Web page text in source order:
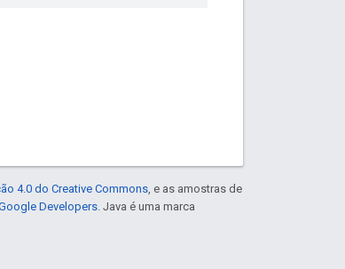
4.0 do Creative Commons, e as amostras de
Developers. Java é uma marca